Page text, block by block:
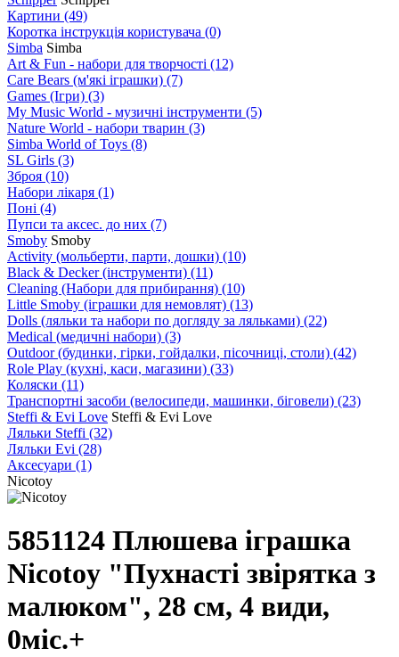
Картини (49)
Коротка інструкція користувача (0)
Simba Simba
Art & Fun - набори для творчості (12)
Care Bears (м'які іграшки) (7)
Games (Ігри) (3)
My Music World - музичні інструменти (5)
Nature World - набори тварин (3)
Simba World of Toys (8)
SL Girls (3)
Зброя (10)
Набори лікаря (1)
Поні (4)
Пупси та аксес. до них (7)
Smoby Smoby
Аctivity (мольберти, парти, дошки) (10)
Black & Decker (інструменти) (11)
Cleaning (Набори для прибирання) (10)
Little Smoby (іграшки для немовлят) (13)
Dolls (ляльки та набори по догляду за ляльками) (22)
Medical (медичні набори) (3)
Outdoor (будинки, гірки, гойдалки, пісочниці, столи) (42)
Role Play (кухні, каси, магазини) (33)
Коляски (11)
Транспортні засоби (велосипеди, машинки, біговели) (23)
Steffi & Evi Love Steffi & Evi Love
Ляльки Steffi (32)
Ляльки Evi (28)
Аксесуари (1)
Nicotoy
5851124 Плюшева іграшка
Nicotoy "Пухнасті звірятка з
малюком", 28 см, 4 види,
0міс.+